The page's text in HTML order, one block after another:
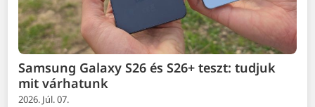
Samsung Galaxy S26 és S26+ teszt: tudjuk
mit várhatunk
2026. Júl. 07.